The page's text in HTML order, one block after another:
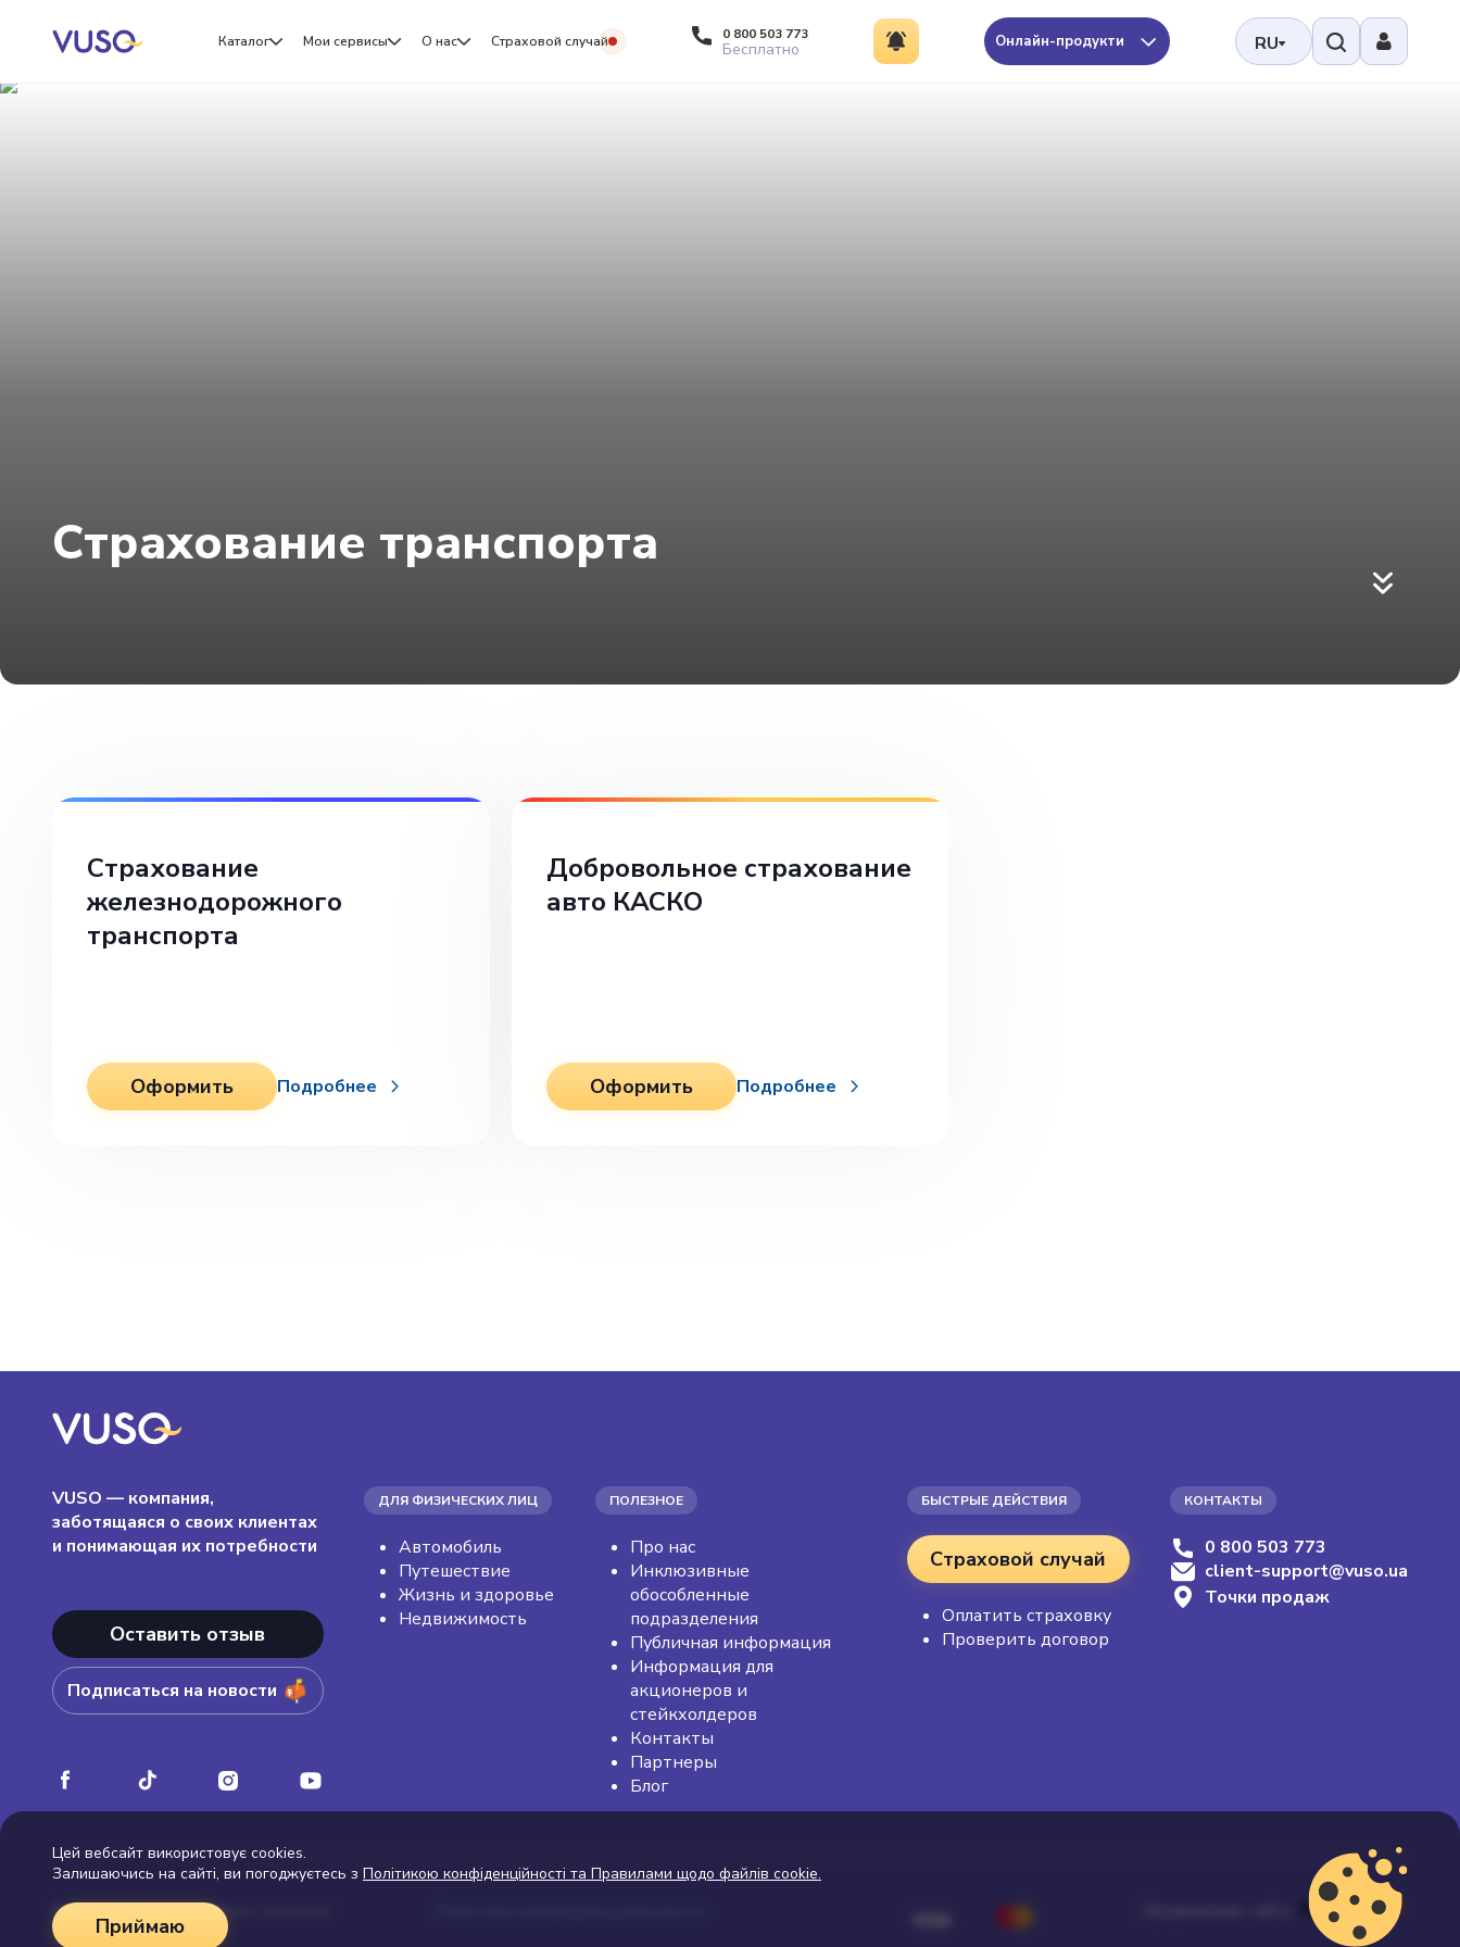
Каталог Мои сервисы О нас Страховой случай 0 800 503 773
Бесплатно Онлайн-продукти RU
Страхование транспорта
Страхование
железнодорожного
транспорта
Оформить Подробнее
Добровольное страхование
авто КАСКО
Оформить Подробнее
VUSO — компания,
заботящаяся о своих клиентах
и понимающая их потребности
Оставить отзыв
Подписаться на новости
ДЛЯ ФИЗИЧЕСКИХ ЛИЦ
Автомобиль
Путешествие
Жизнь и здоровье
Недвижимость
ПОЛЕЗНОЕ
Про нас
Инклюзивные
обособленные
подразделения
Публичная информация
Информация для
акционеров и
стейкхолдеров
Контакты
Партнеры
Блог
БЫСТРЫЕ ДЕЙСТВИЯ
Страховой случай
Оплатить страховку
Проверить договор
КОНТАКТЫ
0 800 503 773
client-support@vuso.ua
Точки продаж
© 2026 Vuso.ua. All rights reserved
Цей вебсайт використовує cookies.
Залишаючись на сайті, ви погоджуєтесь з Політикою конфіденційності та Правилами щодо файлів cookie.
Приймаю